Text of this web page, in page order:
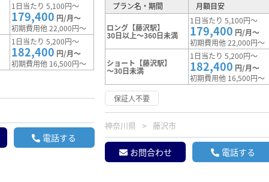
1日当たり 5,100円～
179,400 円/月～
初期費用他 22,000円～
1日当たり 5,200円～
182,400 円/月～
初期費用他 16,500円～
電話する
プラン名・期間 月額目安
ロング【藤沢駅】
30日以上～360日未満
1日当たり 5,100円～
179,400 円/月～
初期費用他 22,000円～
ショート【藤沢駅】
～30日未満
1日当たり 5,200円～
182,400 円/月～
初期費用他 16,500円～
保証人不要
神奈川県 藤沢市
お問合わせ 電話する